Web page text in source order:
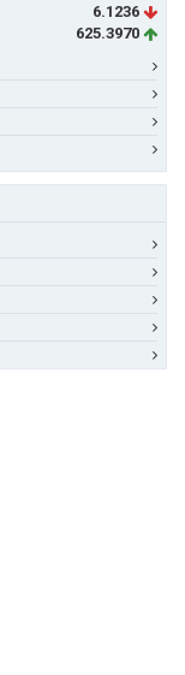
6.1236
625.3970